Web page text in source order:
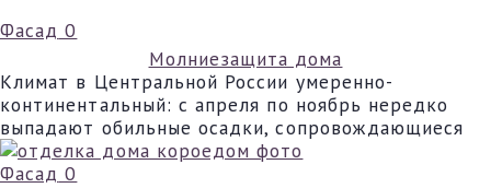
Фасад 0
Молниезащита дома
Климат в Центральной России умеренно-
континентальный: с апреля по ноябрь нередко
выпадают обильные осадки, сопровождающиеся
Фасад 0